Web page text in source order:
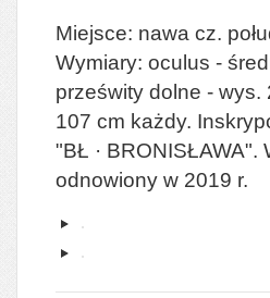
Miejsce: nawa cz.
Wymiary: oculus -
prześwity dolne - wys.
107 cm każdy.
"BŁ · BRONISŁAWA".
odnowiony w 2019 r.